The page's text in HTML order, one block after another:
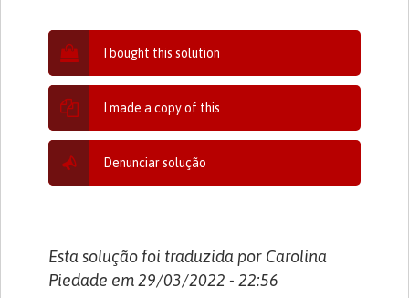
I bought this solution
I made a copy of this
Denunciar solução
Esta solução foi traduzida por Carolina
Piedade em 29/03/2022 - 22:56